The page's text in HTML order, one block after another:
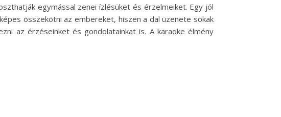
egymással zenei ízlésüket és érzelmeiket. Egy jól
összekötni az embereket, hiszen a dal üzenete sokak
az érzéseinket és gondolatainkat is. A karaoke élmény